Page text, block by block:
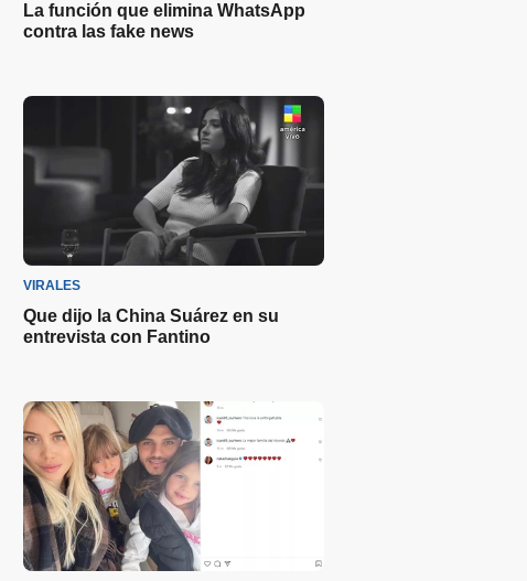
La función que elimina WhatsApp
contra las fake news
VIRALES
Que dijo la China Suárez en su
entrevista con Fantino